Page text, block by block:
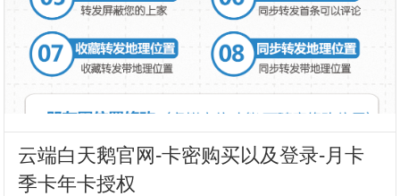
云端白天鹅官网-卡密购买以及登录-月卡
季卡年卡授权